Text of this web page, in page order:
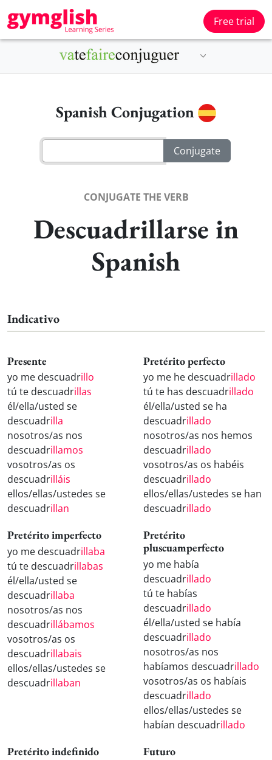
Free trial
Spanish Conjugation
CONJUGATE THE VERB
Descuadrillarse in
Spanish
Indicativo
Presente
yo me descuadrillo
tú te descuadrillas
él/ella/usted se
descuadrilla
nosotros/as nos
descuadrillamos
vosotros/as os
descuadrilláis
ellos/ellas/ustedes se
descuadrillan
Pretérito perfecto
yo me he descuadrillado
tú te has descuadrillado
él/ella/usted se ha
descuadrillado
nosotros/as nos hemos
descuadrillado
vosotros/as os habéis
descuadrillado
ellos/ellas/ustedes se han
descuadrillado
Pretérito imperfecto
yo me descuadrillaba
tú te descuadrillabas
él/ella/usted se
descuadrillaba
nosotros/as nos
descuadrillábamos
vosotros/as os
descuadrillabais
ellos/ellas/ustedes se
descuadrillaban
Pretérito
pluscuamperfecto
yo me había
descuadrillado
tú te habías
descuadrillado
él/ella/usted se había
descuadrillado
nosotros/as nos
habíamos descuadrillado
vosotros/as os habíais
descuadrillado
ellos/ellas/ustedes se
habían descuadrillado
Pretérito indefinido Futuro